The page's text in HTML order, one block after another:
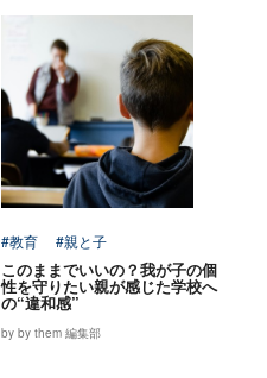
#教育 #親と子
このままでいいの？我が子の個
性を守りたい親が感じた学校へ
の“違和感”
by by them 編集部